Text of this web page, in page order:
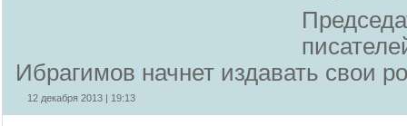
Ибрагимов начнет издавать свои
12 декабря 2013 | 19:13